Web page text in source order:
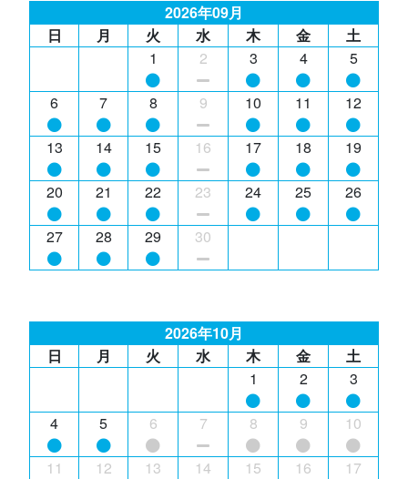
2026年09月
日
月 火 水 木 金
土
1
2 3 4 5
6 7 8 9 10 11 12
13 14 15 16 17 18 19
20 21 22 23 24 25 26
27 28 29 30
2026年10月
日
月 火 水 木 金
土
1
2 3
4 5 6 7 8 9 10
11 12 13 14 15 16 17